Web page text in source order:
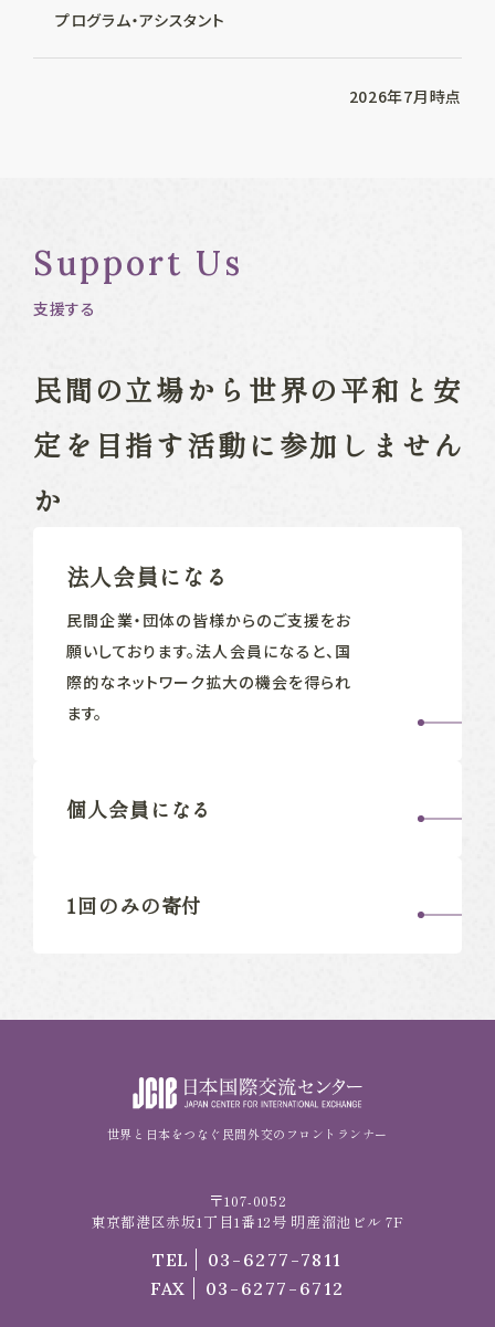
プログラム・アシスタント
2026年7月時点
Support Us
支援する
民間の立場から 世界の平和と安
定を目指す活動に参加しません
か
法人会員になる
民間企業‧団体の皆様からのご支援をお
願いしております。法人会員になると、国
際的なネットワーク拡大の機会を得られ
ます。
個人会員になる
1回のみの寄付
世界と日本をつなぐ民間外交のフロントランナー
〒107-0052
東京都港区赤坂1丁目1番12号 明産溜池ビル 7F
TEL
03-6277-7811
FAX
03-6277-6712